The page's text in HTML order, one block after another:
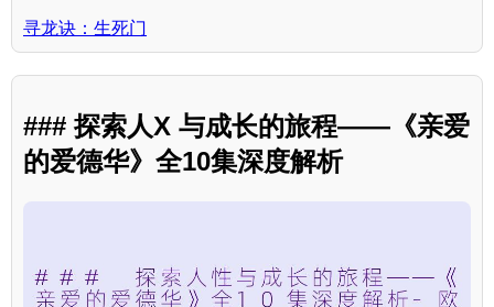
寻龙诀：生死门
### 探索人X 与成长的旅程——《亲爱
的爱德华》全10集深度解析